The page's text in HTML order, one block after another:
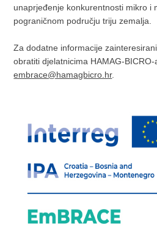
unaprjeđenje konkurentnosti mikro i
pograničnom području triju zemalja.
Za dodatne informacije
obratiti djelatnicima HAMAG-
embrace@hamagbicro.hr.